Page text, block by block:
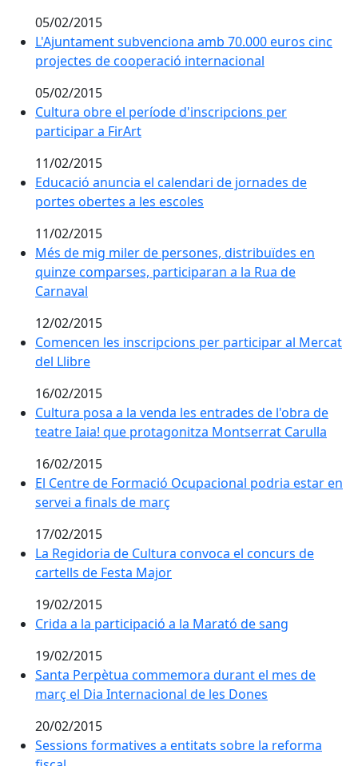
05/02/2015
L'Ajuntament subvenciona amb 70.000 euros cinc
L'Ajuntament subvenciona amb 70.000 euros cinc
projectes de cooperació internacional
05/02/2015
Cultura obre el període d'inscripcions per participar
Cultura obre el període d'inscripcions per
participar a FirArt
11/02/2015
Educació anuncia el calendari de jornades de portes
Educació anuncia el calendari de jornades de
portes obertes a les escoles
11/02/2015
Més de mig miler de persones, distribuïdes en
Més de mig miler de persones, distribuïdes en
quinze comparses, participaran a la Rua de
Carnaval
12/02/2015
Comencen les inscripcions per participar al Mercat
Comencen les inscripcions per participar al Mercat
del Llibre
16/02/2015
Cultura posa a la venda les entrades de l'obra de
Cultura posa a la venda les entrades de l'obra de
teatre Iaia! que protagonitza Montserrat Carulla
16/02/2015
El Centre de Formació Ocupacional podria estar en
El Centre de Formació Ocupacional podria estar en
servei a finals de març
17/02/2015
La Regidoria de Cultura convoca el concurs de
La Regidoria de Cultura convoca el concurs de
cartells de Festa Major
19/02/2015
Crida a la participació a la Marató de sang
Crida a la participació a la Marató de sang
19/02/2015
Santa Perpètua commemora durant el mes de març
Santa Perpètua commemora durant el mes de
març el Dia Internacional de les Dones
20/02/2015
Sessions formatives a entitats sobre la reforma fiscal
Sessions formatives a entitats sobre la reforma